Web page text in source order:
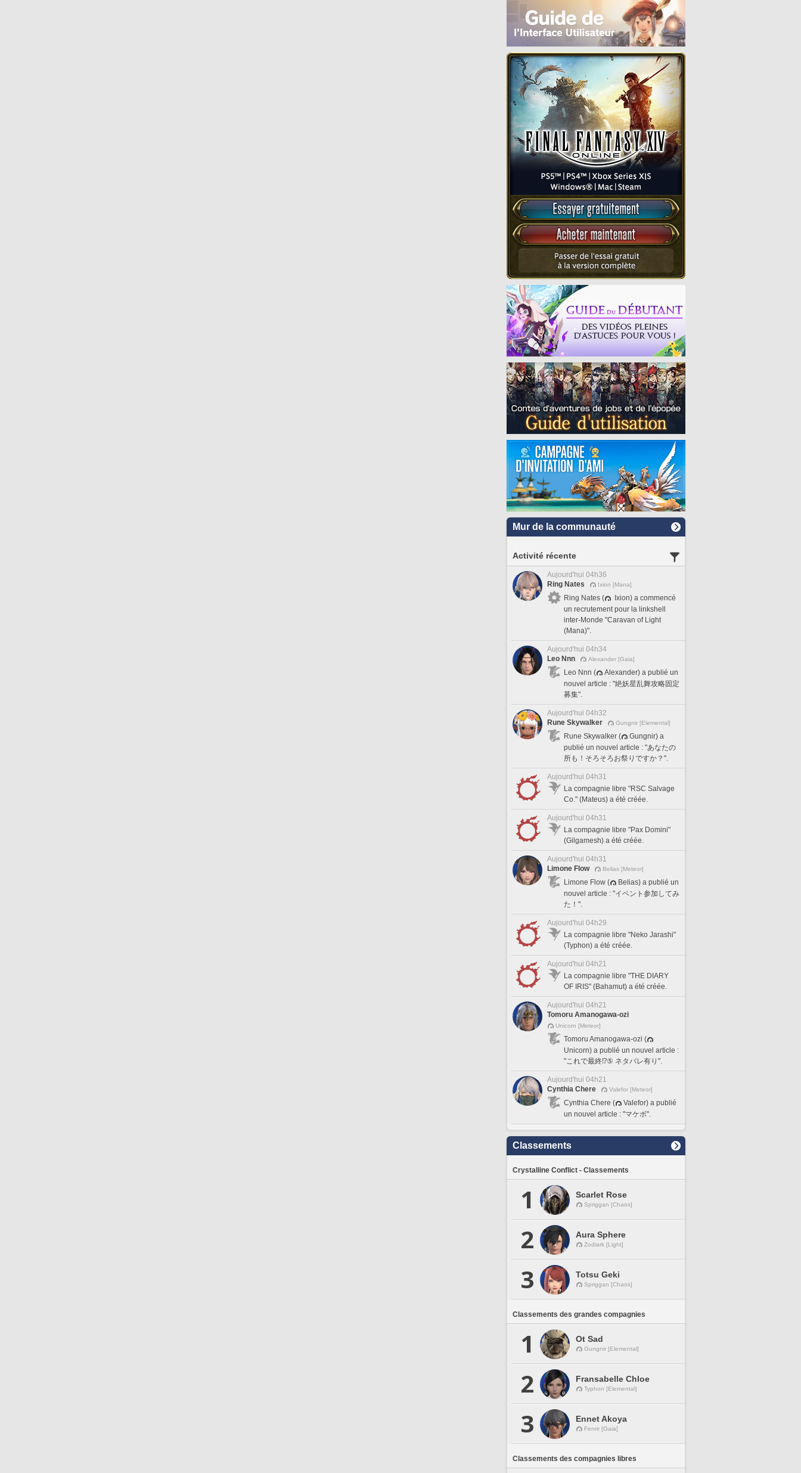
Mur de la communauté
Activité récente
Aujourd'hui 04h36
Ring Nates
Ixion [Mana]
Ring Nates (
Ixion) a commencé
un recrutement pour la linkshell
inter-Monde "Caravan of Light
(Mana)".
Aujourd'hui 04h34
Leo Nnn
Alexander [Gaia]
Leo Nnn (
Alexander) a publié un
nouvel article : "絶妖星乱舞攻略固定
募集".
Aujourd'hui 04h32
Rune Skywalker
Gungnir [Elemental]
Rune Skywalker (
Gungnir) a
publié un nouvel article : "あなたの
所も！そろそろお祭りですか？".
Aujourd'hui 04h31
La compagnie libre "RSC Salvage
Co." (Mateus) a été créée.
Aujourd'hui 04h31
La compagnie libre "Pax Domini"
(Gilgamesh) a été créée.
Aujourd'hui 04h31
Limone Flow
Belias [Meteor]
Limone Flow (
Belias) a publié un
nouvel article : "イベント参加してみ
た！".
Aujourd'hui 04h29
La compagnie libre "Neko Jarashi"
(Typhon) a été créée.
Aujourd'hui 04h21
La compagnie libre "THE DIARY
OF IRIS" (Bahamut) a été créée.
Aujourd'hui 04h21
Tomoru Amanogawa-ozi
Unicorn [Meteor]
Tomoru Amanogawa-ozi (
Unicorn) a publié un nouvel article :
"これで最終⁉️⑤ ネタバレ有り".
Aujourd'hui 04h21
Cynthia Chere
Valefor [Meteor]
Cynthia Chere (
Valefor) a publié
un nouvel article : "マケボ".
Classements
Crystalline Conflict - Classements
1 Scarlet Rose
Spriggan [Chaos]
2 Aura Sphere
Zodiark [Light]
3 Totsu Geki
Spriggan [Chaos]
Classements des grandes compagnies
1 Ot Sad
Gungnir [Elemental]
2 Fransabelle Chloe
Typhon [Elemental]
3 Ennet Akoya
Fenrir [Gaia]
Classements des compagnies libres